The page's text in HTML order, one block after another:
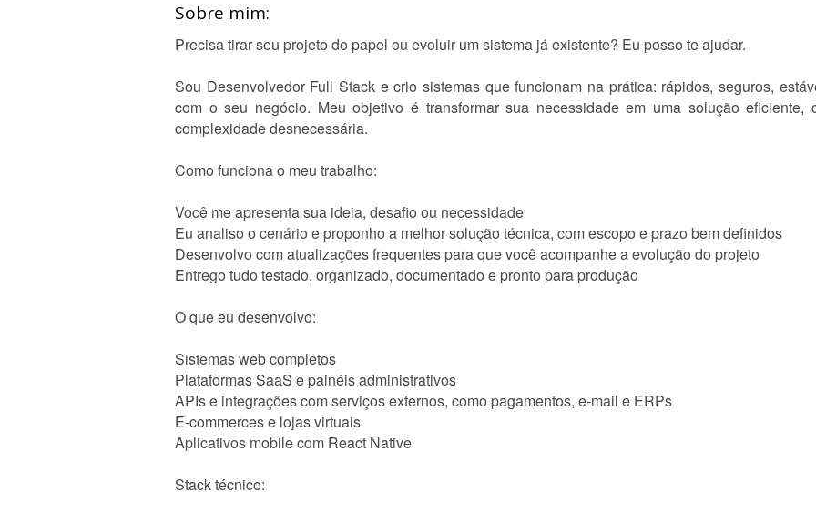
Sobre mim:
Precisa tirar seu projeto do papel ou evoluir um sistema já existente? Eu posso te ajudar.
Sou Desenvolvedor Full Stack e crio sistemas que funcionam na prática: rápidos, seguros,
com o seu negócio. Meu objetivo é transformar sua necessidade em uma solução
complexidade desnecessária.
Como funciona o meu trabalho:
Você me apresenta sua ideia, desafio ou necessidade
Eu analiso o cenário e proponho a melhor solução técnica, com escopo e prazo bem definidos
Desenvolvo com atualizações frequentes para que você acompanhe a evolução do projeto
Entrego tudo testado, organizado, documentado e pronto para produção
O que eu desenvolvo:
Sistemas web completos
Plataformas SaaS e painéis administrativos
APIs e integrações com serviços externos, como pagamentos, e-mail e ERPs
E-commerces e lojas virtuais
Aplicativos mobile com React Native
Stack técnico: